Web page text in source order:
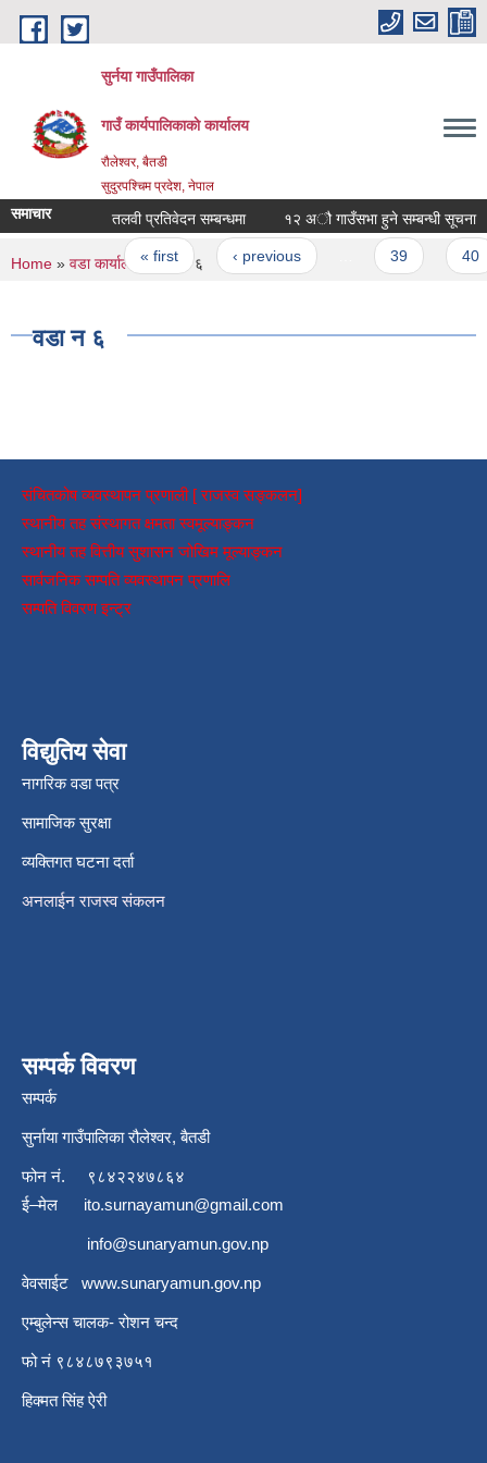
Skip to main content
सुर्नया गाउँपालिका
गाउँ कार्यपालिकाकाे कार्यालय
रौलेश्वर, बैतडी
सुदुरपश्चिम प्रदेश, नेपाल
समाचार तलवी प्रतिवेदन सम्बन्धमा १२ अौ गाउँसभा हुने सम्बन्धी सूचना
Pages
« first ‹ previous 39 40
You are here
Home » वडा कार्यालय » वडा न‌‍ ६
वडा न‌‍ ६
संचितकोष व्यवस्थापन प्रणाली [ राजस्व सङ्कलन]
स्थानीय तह संस्थागत क्षमता स्वमूल्याङ्कन
स्थानीय तह वित्तीय सुशासन जोखिम मूल्याङ्कन
सार्वजनिक सम्पति व्यवस्थापन प्रणालि
सम्पति विवरण इन्ट्र
विद्युतिय सेवा
नागरिक वडा पत्र
सामाजिक सुरक्षा
व्यक्तिगत घटना दर्ता
अनलाईन राजस्व संकलन
सम्पर्क विवरण
सम्पर्क
सुर्नाया गाउँपालिका रौलेश्वर, बैतडी
फोन नं.
९८४२२४७८६४
ई–मेल ito.surnayamun@gmail.com
info@sunaryamun.gov.np
वेवसाईट www.sunaryamun.gov.np
एम्बुलेन्स चालक- रोशन चन्द
फो नं ९८४८७९३७५१
हिक्मत सिंह ऐरी